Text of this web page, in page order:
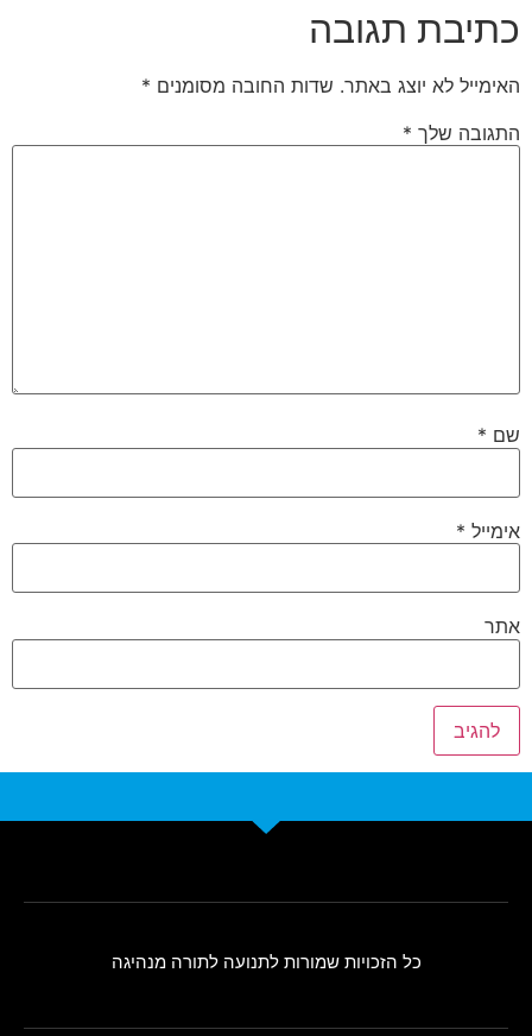
כתיבת תגובה
האימייל לא יוצג באתר. שדות החובה מסומנים *
התגובה שלך *
שם *
אימייל *
אתר
כל הזכויות שמורות לתנועה לתורה מנהיגה